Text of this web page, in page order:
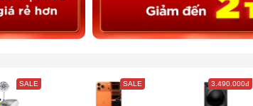
SALE SALE 3.490.000đ